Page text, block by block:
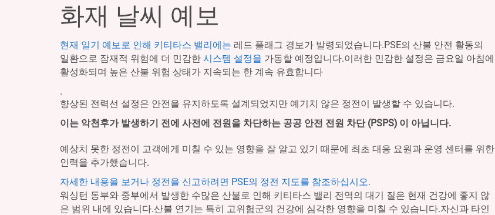
화재 날씨 예보
현재 일기 예보로 인해 키티타스 밸리에는 레드 플래그 경보가 발령되었습니다.PSE의 산불 안전 활동의
일환으로 잠재적 위험에 더 민감한시스템 설정을 가동할 예정입니다.이러한 민감한 설정은 금요일 아침에
활성화되며 높은 산불 위험 상태가 지속되는 한 계속 유효합니다
.
향상된 전력선 설정은 안전을 유지하도록 설계되었지만 예기치 않은 정전이 발생할 수 있습니다.
이는 악천후가 발생하기 전에 사전에 전원을 차단하는 공공 안전 전원 차단 (PSPS) 이 아닙니다.
예상치 못한 정전이 고객에게 미칠 수 있는 영향을 잘 알고 있기 때문에 최초 대응 요원과 운영 센터를 위한
인력을 추가했습니다.
자세한 내용을 보거나 정전을 신고하려면 PSE의 정전 지도를 참조하십시오.
워싱턴 동부와 중부에서 발생한 수많은 산불로 인해 키티타스 밸리 전역의 대기 질은 현재 건강에 좋지 않
은 범위 내에 있습니다.산불 연기는 특히 고위험군의 건강에 심각한 영향을 미칠 수 있습니다.자신과 타인